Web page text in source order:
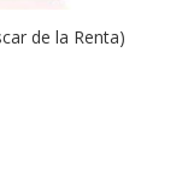
de la Renta)